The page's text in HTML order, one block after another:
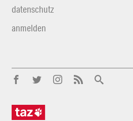
datenschutz
anmelden